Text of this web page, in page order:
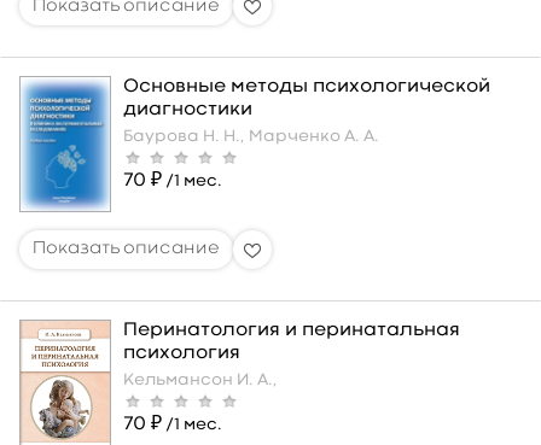
Основные методы психологической
диагностики
Баурова Н. Н., Марченко А. А.
70 ₽ /1 мес.
Перинатология и перинатальная
психология
Кельмансон И. А.,
70 ₽ /1 мес.